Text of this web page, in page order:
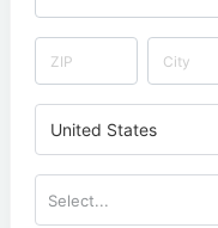
United States
Select...